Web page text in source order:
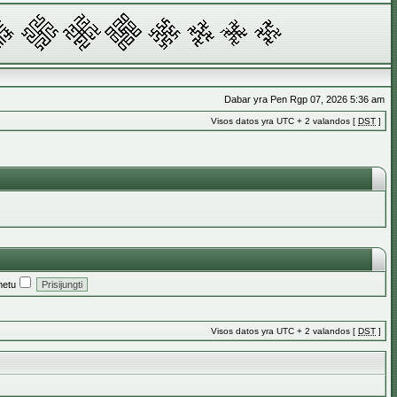
Dabar yra Pen Rgp 07, 2026 5:36 am
Visos datos yra UTC + 2 valandos [ DST ]
Visos datos yra UTC + 2 valandos [ DST ]